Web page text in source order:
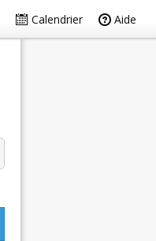
Calendrier Aide